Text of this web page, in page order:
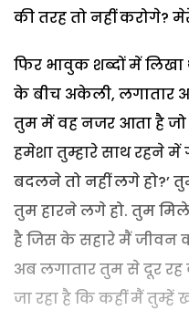
की तरह तो नहीं करोगे?
फिर भावुक शब्दों में लिखा
के बीच अकेली, लगातार
तुम में वह नजर आता है
हमेशा तुम्हारे साथ रहने
बदलने तो नहीं लगे हो?’
तुम हारने लगे हो. तुम
है जिस के सहारे मैं जीवन
अब लगातार तुम से दूर
जा रहा है कि कहीं मैं